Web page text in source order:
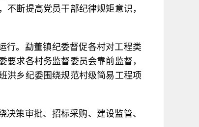
断提高党员干部纪律规矩意识，
行。勐董镇纪委督促各村对工程类
求各村务监督委员会靠前监督，
洪乡纪委围绕规范村级简易工程项
策审批、招标采购、建设监管、